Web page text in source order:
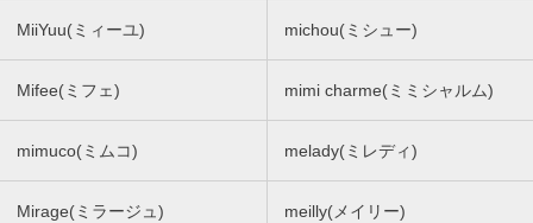
MiiYuu(ミィーユ) michou(ミシュー)
Mifee(ミフェ) mimi charme(ミミシャルム)
mimuco(ミムコ) melady(ミレディ)
Mirage(ミラージュ) meilly(メイリー)